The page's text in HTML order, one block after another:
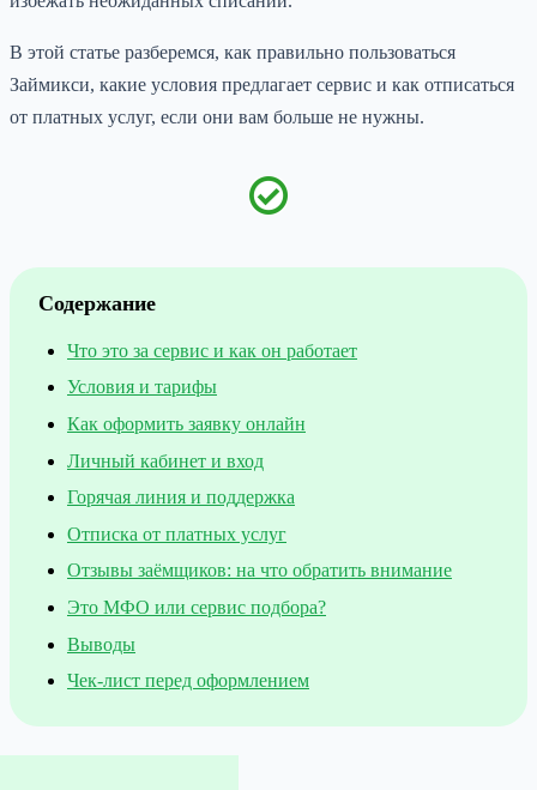
В этой статье разберемся, как правильно пользоваться
Займикси, какие условия предлагает сервис и как отписаться
от платных услуг, если они вам больше не нужны.
Содержание
Что это за сервис и как он работает
Условия и тарифы
Как оформить заявку онлайн
Личный кабинет и вход
Горячая линия и поддержка
Отписка от платных услуг
Отзывы заёмщиков: на что обратить внимание
Это МФО или сервис подбора?
Выводы
Чек-лист перед оформлением